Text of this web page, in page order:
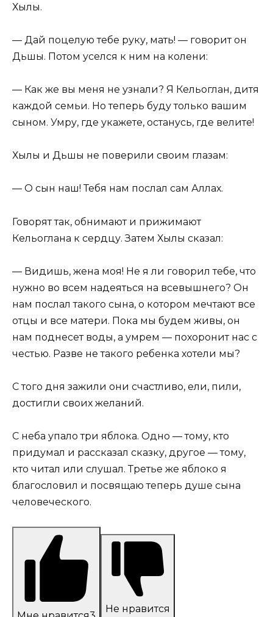
Хылы.
— Дай поцелую тебе руку, мать! — говорит он
Дьшы. Потом уселся к ним на колени:
— Как же вы меня не узнали? Я Кельоглан, дитя
каждой семьи. Но теперь буду только вашим
сыном. Умру, где укажете, останусь, где велите!
Хылы и Дьшы не поверили своим глазам:
— О сын наш! Тебя нам послал сам Аллах.
Говорят так, обнимают и прижимают
Кельоглана к сердцу. Затем Хылы сказал:
— Видишь, жена моя! Не я ли говорил тебе, что
нужно во всем надеяться на всевышнего? Он
нам послал такого сына, о котором мечтают все
отцы и все матери. Пока мы будем живы, он
нам поднесет воды, а умрем — похоронит нас с
честью. Разве не такого ребенка хотели мы?
С того дня зажили они счастливо, ели, пили,
достигли своих желаний.
С неба упало три яблока. Одно — тому, кто
придумал и рассказал сказку, другое — тому,
кто читал или слушал. Третье же яблоко я
благословил и посвящаю теперь душе сына
человеческого.
Не нравится